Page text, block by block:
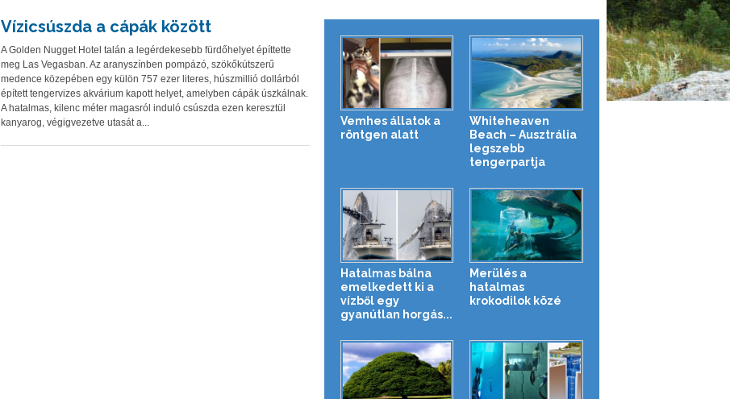
Vízicsúszda a cápák között
A Golden Nugget Hotel talán a legérdekesebb fürdőhelyet építtette
meg Las Vegasban. Az aranyszínben pompázó, szökőkútszerű
medence közepében egy külön 757 ezer literes, húszmillió dollárból
épített tengervizes akvárium kapott helyet, amelyben cápák úszkálnak.
A hatalmas, kilenc méter magasról induló csúszda ezen keresztül
kanyarog, végigvezetve utasát a...
Vemhes állatok a
röntgen alatt
Whiteheaven
Beach – Ausztrália
legszebb
tengerpartja
Hatalmas bálna
emelkedett ki a
vízből egy
gyanútlan horgás...
Merülés a
hatalmas
krokodilok közé